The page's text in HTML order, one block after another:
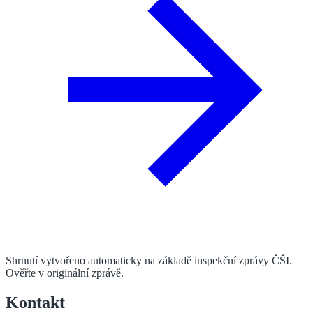
Shrnutí vytvořeno automaticky na základě inspekční zprávy ČŠI.
Ověřte v originální zprávě.
Kontakt